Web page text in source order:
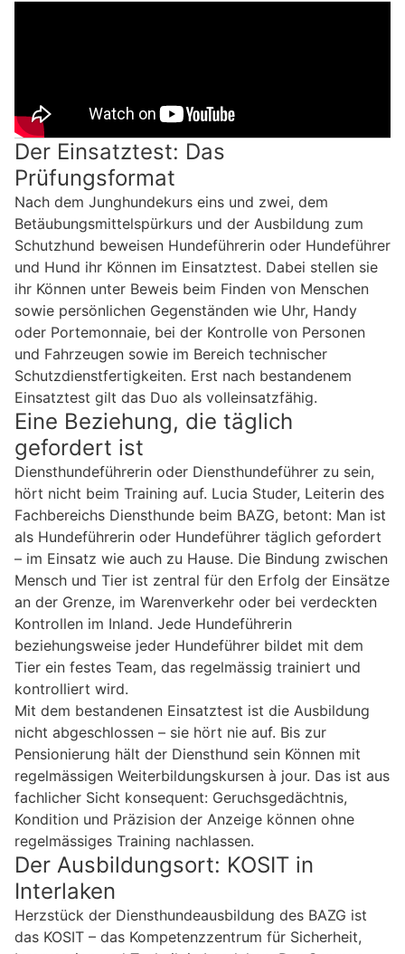
Der Einsatztest: Das
Prüfungsformat
Nach dem Junghundekurs eins und zwei, dem
Betäubungsmittelspürkurs und der Ausbildung zum
Schutzhund beweisen Hundeführerin oder Hundeführer
und Hund ihr Können im Einsatztest. Dabei stellen sie
ihr Können unter Beweis beim Finden von Menschen
sowie persönlichen Gegenständen wie Uhr, Handy
oder Portemonnaie, bei der Kontrolle von Personen
und Fahrzeugen sowie im Bereich technischer
Schutzdienstfertigkeiten. Erst nach bestandenem
Einsatztest gilt das Duo als volleinsatzfähig.
Eine Beziehung, die täglich
gefordert ist
Diensthundeführerin oder Diensthundeführer zu sein,
hört nicht beim Training auf. Lucia Studer, Leiterin des
Fachbereichs Diensthunde beim BAZG, betont: Man ist
als Hundeführerin oder Hundeführer täglich gefordert
– im Einsatz wie auch zu Hause. Die Bindung zwischen
Mensch und Tier ist zentral für den Erfolg der Einsätze
an der Grenze, im Warenverkehr oder bei verdeckten
Kontrollen im Inland. Jede Hundeführerin
beziehungsweise jeder Hundeführer bildet mit dem
Tier ein festes Team, das regelmässig trainiert und
kontrolliert wird.
Mit dem bestandenen Einsatztest ist die Ausbildung
nicht abgeschlossen – sie hört nie auf. Bis zur
Pensionierung hält der Diensthund sein Können mit
regelmässigen Weiterbildungskursen à jour. Das ist aus
fachlicher Sicht konsequent: Geruchsgedächtnis,
Kondition und Präzision der Anzeige können ohne
regelmässiges Training nachlassen.
Der Ausbildungsort: KOSIT in
Interlaken
Herzstück der Diensthundeausbildung des BAZG ist
das KOSIT – das Kompetenzzentrum für Sicherheit,